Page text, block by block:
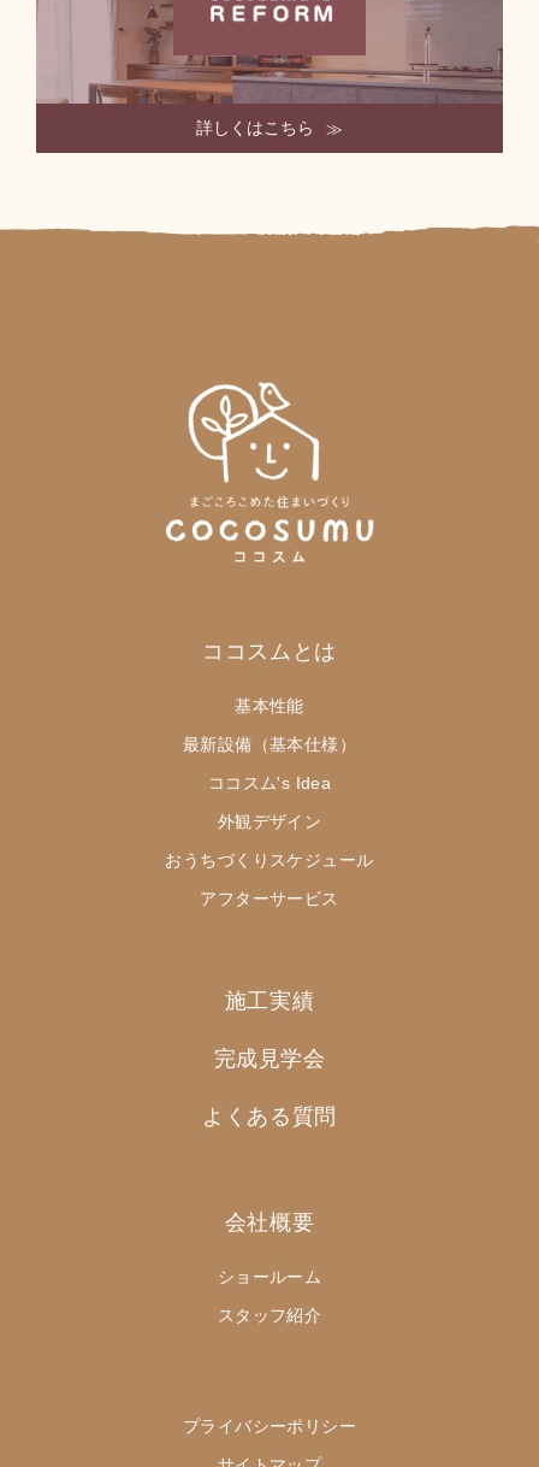
詳しくはこちら
ココスムとは
基本性能
最新設備（基本仕様）
ココスム's Idea
外観デザイン
おうちづくりスケジュール
アフターサービス
施工実績
完成見学会
よくある質問
会社概要
ショールーム
スタッフ紹介
プライバシーポリシー